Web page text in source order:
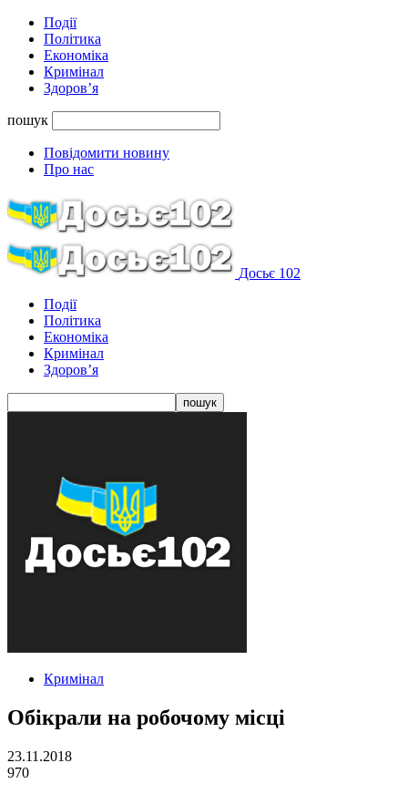
Події
Політика
Економіка
Кримінал
Здоров’я
пошук
Повідомити новину
Про нас
Досьє 102
Події
Політика
Економіка
Кримінал
Здоров’я
Кримінал
Обікрали на робочому місці
23.11.2018
970